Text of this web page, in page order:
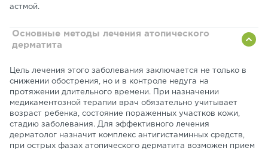
астмой.
Основные методы лечения атопического
дерматита
Цель лечения этого заболевания заключается не только в
снижении обострения, но и в контроле недуга на
протяжении длительного времени. При назначении
медикаментозной терапии врач обязательно учитывает
возраст ребенка, состояние пораженных участков кожи,
стадию заболевания. Для эффективного лечения
дерматолог назначит комплекс антигистаминных средств,
при острых фазах атопического дерматита возможен прием